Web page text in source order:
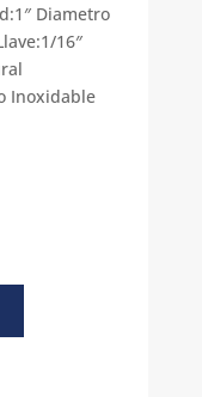
Diametro
16″
Inoxidable